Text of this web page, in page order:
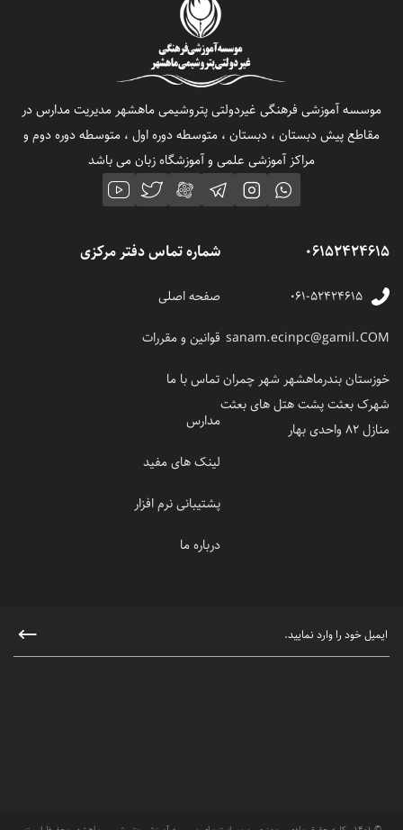
06152424615
۰۶۱-۵۲۴۲۴۶۱۵
sanam.ecinpc@gamil.COM
خوزستان بندرماهشهر شهر چمران
شهرک بعثت پشت هتل های بعثت
منازل 82 واحدی بهار
موسسه آموزشی فرهنگی غیردولتی پتروشیمی ماهشهر مدیریت مدارس در
مقاطع پیش دبستان ، دبستان ، متوسطه دوره اول ، متوسطه دوره دوم و
مراکز آموزشی علمی و آموزشگاه زبان می باشد
شماره تماس دفتر مرکزی
صفحه اصلی
قوانین و مقررات
تماس با ما
مدارس
لینک های مفید
پشتیبانی نرم افزار
درباره ما